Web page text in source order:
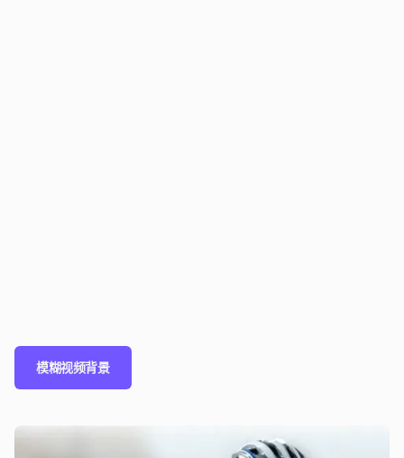
模糊视频背景